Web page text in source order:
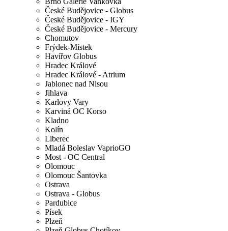
České Budějovice - Globus
České Budějovice - IGY
České Budějovice - Mercury
Chomutov
Frýdek-Místek
Havířov Globus
Hradec Králové
Hradec Králové - Atrium
Jablonec nad Nisou
Jihlava
Karlovy Vary
Karviná OC Korso
Kladno
Kolín
Liberec
Mladá Boleslav VaprioGO
Most - OC Central
Olomouc
Olomouc Šantovka
Ostrava
Ostrava - Globus
Pardubice
Písek
Plzeň